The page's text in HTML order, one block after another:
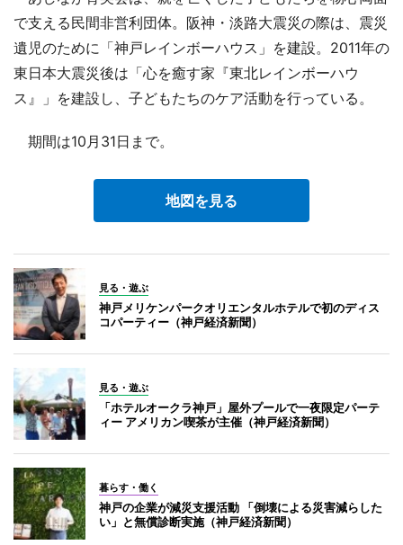
で支える民間非営利団体。阪神・淡路大震災の際は、震災
遺児のために「神戸レインボーハウス」を建設。2011年の
東日本大震災後は「心を癒す家『東北レインボーハウ
ス』」を建設し、子どもたちのケア活動を行っている。
期間は10月31日まで。
地図を見る
見る・遊ぶ
神戸メリケンパークオリエンタルホテルで初のディス
コパーティー（神戸経済新聞）
見る・遊ぶ
「ホテルオークラ神戸」屋外プールで一夜限定パーテ
ィー アメリカン喫茶が主催（神戸経済新聞）
暮らす・働く
神戸の企業が減災支援活動 「倒壊による災害減らした
い」と無償診断実施（神戸経済新聞）